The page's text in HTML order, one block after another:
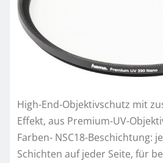
High-End-Objektivschutz mit
Effekt, aus Premium-UV-
Farben- NSC18-Beschichtung:
Schichten auf jeder Seite, für